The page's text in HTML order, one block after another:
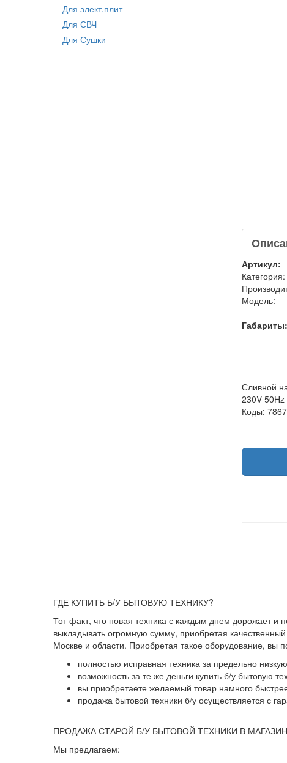
Для элект.плит
Для СВЧ
Для Сушки
Артикул:
Категория:
Модель:
Габариты:
Сливной
230V 50Hz
Коды:
ГДЕ КУПИТЬ Б/У БЫТОВУЮ ТЕХНИКУ?
Тот факт, что новая техника с каждым днем дорожает и
выкладывать огромную сумму, приобретая
Москве и области. Приобретая такое оборудование, вы
полностью исправная техника за предельно
возможность за те же деньги купить б/у бытовую
вы приобретаете желаемый товар намного
продажа бытовой техники б/у осуществляется с
ПРОДАЖА СТАРОЙ Б/У БЫТОВОЙ ТЕХНИКИ В
Мы предлагаем: